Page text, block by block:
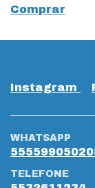
Comprar
Instagram
WHATSAPP
TELEFONE